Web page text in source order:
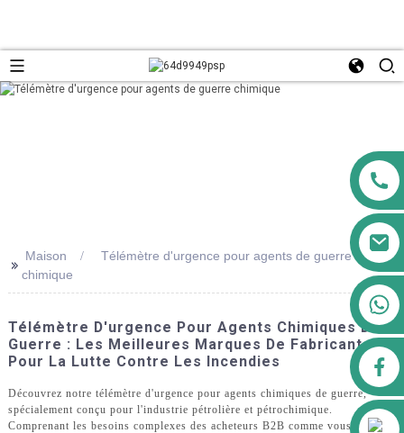
+8613911556761
airppb123@gmail.com
Alibaba
>> Maison
Télémètre d'urgence pour agents de guerre
chimique
Télémètre D'urgence Pour Agents Chimiques De
Guerre : Les Meilleures Marques De Fabricants
Pour La Lutte Contre Les Incendies
Découvrez notre télémètre d'urgence pour agents chimiques de guerre,
spécialement conçu pour l'industrie pétrolière et pétrochimique.
Comprenant les besoins complexes des acheteurs B2B comme vous, je peux